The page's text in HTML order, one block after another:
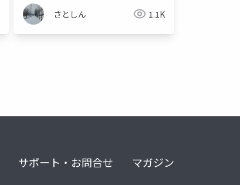
さとしん 1.1K
サポート・お問合せ マガジン